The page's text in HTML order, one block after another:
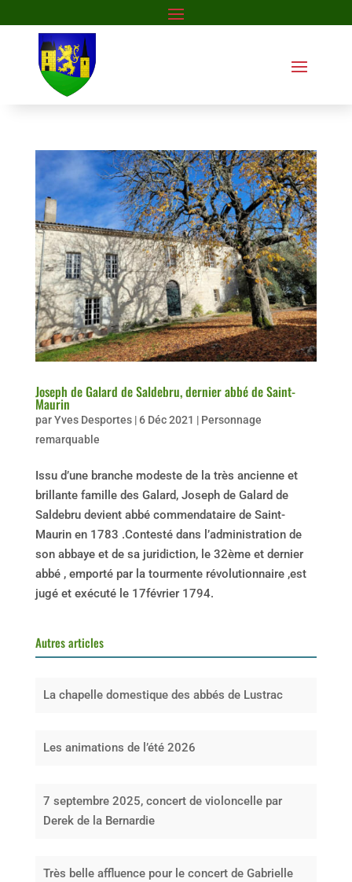
Joseph de Galard de Saldebru, dernier abbé de Saint-
Maurin
parYves Desportes|6 Déc 2021 | Personnage
remarquable
Issu d’une branche modeste de la très ancienne et
brillante famille des Galard, Joseph de Galard de
Saldebru devient abbé commendataire de Saint-
Maurin en 1783 .Contesté dans l’administration de
son abbaye et de sa juridiction, le 32ème et dernier
abbé , emporté par la tourmente révolutionnaire ,est
jugé et exécuté le 17février 1794.
Autres articles
La chapelle domestique des abbés de Lustrac
Les animations de l’été 2026
7 septembre 2025, concert de violoncelle par
Derek de la Bernardie
Très belle affluence pour le concert de Gabrielle